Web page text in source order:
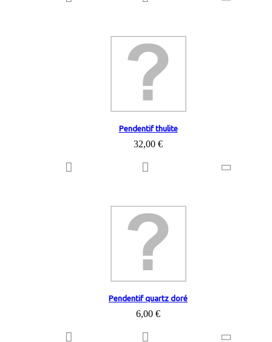
Pendentif thulite
32,00 €
Pendentif quartz doré
6,00 €